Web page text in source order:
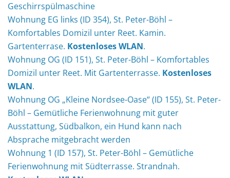
Geschirrspülmaschine
Wohnung EG links (ID 354), St. Peter-Böhl –
Komfortables Domizil unter Reet. Kamin.
Gartenterrase. Kostenloses WLAN.
Wohnung OG (ID 151), St. Peter-Böhl – Komfortables
Domizil unter Reet. Mit Gartenterrasse. Kostenloses
WLAN.
Wohnung OG „Kleine Nordsee-Oase“ (ID 155), St. Peter-
Böhl – Gemütliche Ferienwohnung mit guter
Ausstattung, Südbalkon, ein Hund kann nach
Absprache mitgebracht werden
Wohnung 1 (ID 157), St. Peter-Böhl – Gemütliche
Ferienwohnung mit Südterrasse. Strandnah.